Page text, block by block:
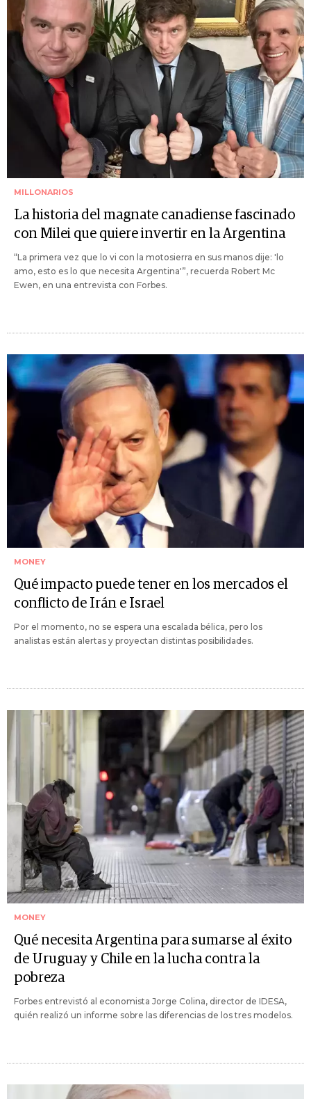
MILLONARIOS
La historia del magnate canadiense fascinado
con Milei que quiere invertir en la Argentina
“La primera vez que lo vi con la motosierra en sus manos dije: 'lo
amo, esto es lo que necesita Argentina'”, recuerda Robert Mc
Ewen, en una entrevista con Forbes.
MONEY
Qué impacto puede tener en los mercados el
conflicto de Irán e Israel
Por el momento, no se espera una escalada bélica, pero los
analistas están alertas y proyectan distintas posibilidades.
MONEY
Qué necesita Argentina para sumarse al éxito
de Uruguay y Chile en la lucha contra la
pobreza
Forbes entrevistó al economista Jorge Colina, director de IDESA,
quién realizó un informe sobre las diferencias de los tres modelos.